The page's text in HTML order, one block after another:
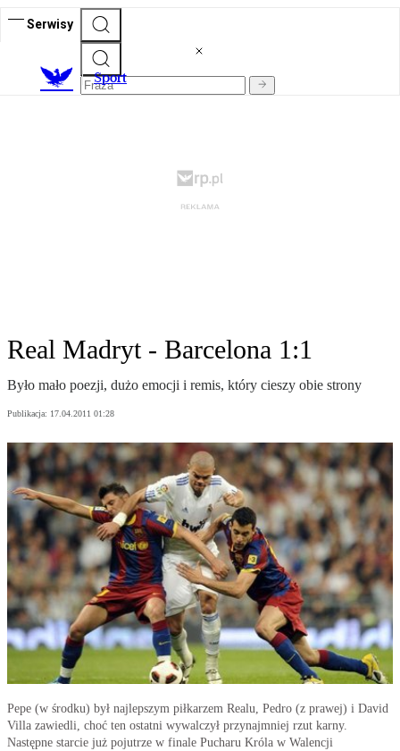
Serwisy
Sport
Real Madryt - Barcelona 1:1
Było mało poezji, dużo emocji i remis, który cieszy obie strony
Publikacja: 17.04.2011 01:28
Pepe (w środku) był najlepszym piłkarzem Realu, Pedro (z prawej) i David
Villa zawiedli, choć ten ostatni wywalczył przynajmniej rzut karny.
Następne starcie już pojutrze w finale Pucharu Króla w Walencji